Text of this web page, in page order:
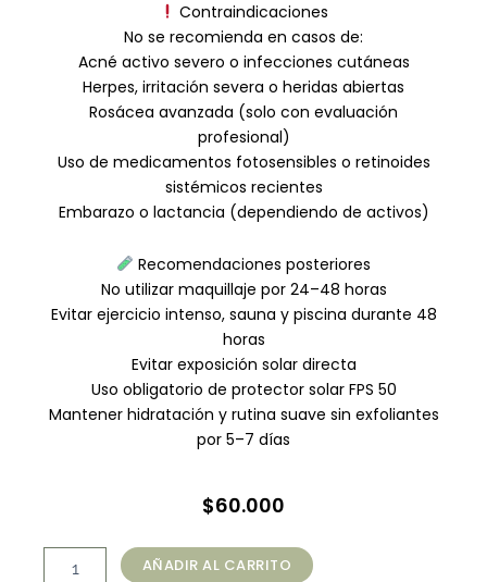
Contraindicaciones
No se recomienda en casos de:
Acné activo severo o infecciones cutáneas
Herpes, irritación severa o heridas abiertas
Rosácea avanzada (solo con evaluación
profesional)
Uso de medicamentos fotosensibles o retinoides
sistémicos recientes
Embarazo o lactancia (dependiendo de activos)
Recomendaciones posteriores
No utilizar maquillaje por 24–48 horas
Evitar ejercicio intenso, sauna y piscina durante 48
horas
Evitar exposición solar directa
Uso obligatorio de protector solar FPS 50
Mantener hidratación y rutina suave sin exfoliantes
por 5–7 días
$60.000
AÑADIR AL CARRITO